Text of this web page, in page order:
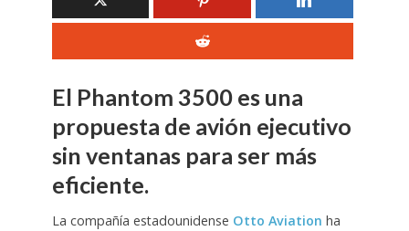
El Phantom 3500 es una
propuesta de avión ejecutivo
sin ventanas para ser más
eficiente.
La compañía estadounidense Otto Aviation ha